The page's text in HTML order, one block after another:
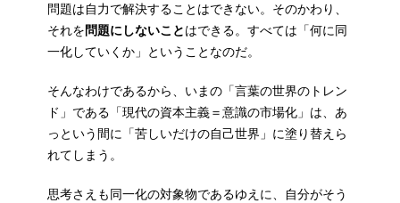
問題は自力で解決することはできない。そのかわり、
それを問題にしないことはできる。すべては「何に同
一化していくか」ということなのだ。
そんなわけであるから、いまの「言葉の世界のトレン
ド」である「現代の資本主義＝意識の市場化」は、あ
っという間に「苦しいだけの自己世界」に塗り替えら
れてしまう。
思考さえも同一化の対象物であるゆえに、自分がそう